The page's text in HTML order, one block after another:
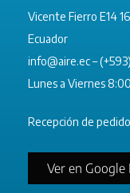
Vicente Fierro E14
Ecuador
info@aire.ec–
Lunes a Viernes
Recepción de
Ver en Google